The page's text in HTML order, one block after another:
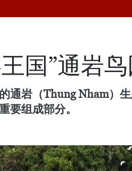
国”通岩鸟
通岩（Thung Nham）
要组成部分。